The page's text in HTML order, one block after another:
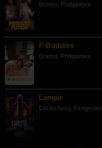
Drama, Philippines
F-Buddies
Drama, Philippines
Lampir
Cerita Seru, Kengerian